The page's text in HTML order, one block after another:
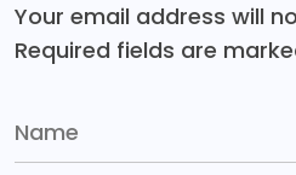
Your email address will
Required fields are